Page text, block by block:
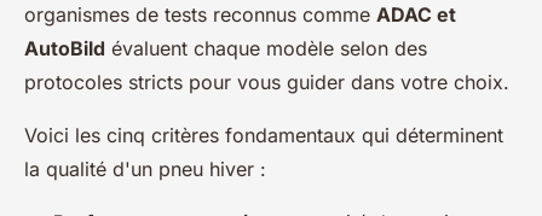
organismes de tests reconnus comme ADAC et
AutoBild évaluent chaque modèle selon des
protocoles stricts pour vous guider dans votre choix.
Voici les cinq critères fondamentaux qui déterminent
la qualité d'un pneu hiver :